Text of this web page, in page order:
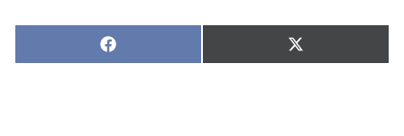
Хуваалцах:
Х
у
Түгээх:
Т